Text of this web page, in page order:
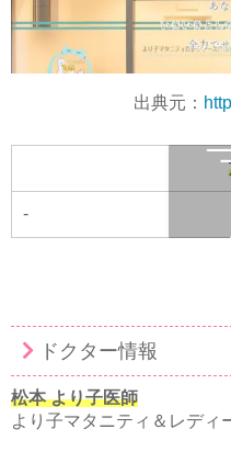
出典元：
-
ドクター情報
松本 より子医師
より子マタニティ＆レディ